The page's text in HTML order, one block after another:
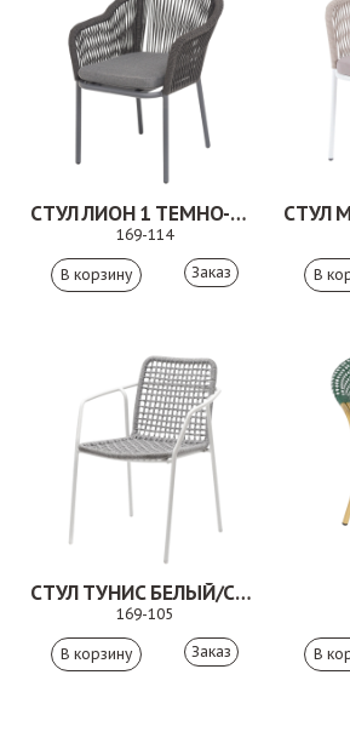
СТУЛ ЛИОН 1 ТЕМНО-СЕРЫЙ
169-114
Заказ
СТУЛ ТУНИС БЕЛЫЙ/СВЕТЛО-СЕРЫЙ
169-105
Заказ